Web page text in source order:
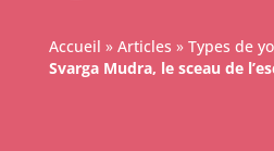
Accueil » Articles » Types de
Svarga Mudra, le sceau de